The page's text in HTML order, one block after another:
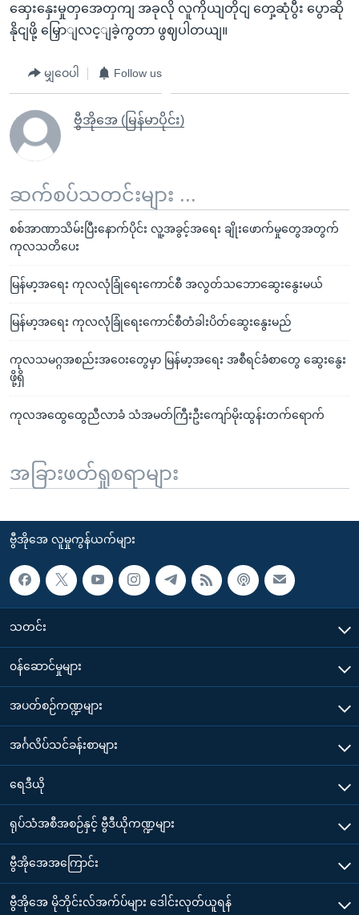
ဆှေးနှေးမှုတှအေတှကျ အခုလို လူကိုယျတိုငျ တှေ့ဆုံပွီး ပွောဆို
နိုငျဖို့ မြှောျလင့ျခဲ့ကွတာ ဖွဈပါတယျ။
မျှဝေပါ Follow us
ဗွီအိုအေ (မြန်မာပိုင်း)
ဆက်စပ်သတင်းများ ...
စစ်အာဏာသိမ်းပြီးနောက်ပိုင်း လူ့အခွင့်အရေး ချိုးဖောက်မှုတွေအတွက်
ကုလသတိပေး
မြန်မာ့အရေး ကုလလုံခြုံရေးကောင်စီ အလွတ်သဘောဆွေးနွေးမယ်
မြန်မာ့အရေး ကုလလုံခြုံရေးကောင်စီတံခါးပိတ်ဆွေးနွေးမည်
ကုလသမဂ္ဂအစည်းအဝေးတွေမှာ မြန်မာ့အရေး အစီရင်ခံစာတွေ ဆွေးနွေး
ဖို့ရှိ
ကုလအထွေထွေညီလာခံ သံအမတ်ကြီးဦးကျော်မိုးထွန်းတက်ရောက်
အခြားဖတ်ရှုစရာများ
ဗွီအိုအေ လူမှုကွန်ယက်များ
သတင်း
၀န်ဆောင်မှုများ
အပတ်စဉ်ကဏ္ဍများ
အင်္ဂလိပ်သင်ခန်းစာများ
ရေဒီယို
ရုပ်သံအစီအစဉ်နှင့် ဗွီဒီယိုကဏ္ဍများ
ဗွီအိုအေအကြောင်း
ဗွီအိုအေ မိုဘိုင်းလ်အက်ပ်များ ဒေါင်းလုတ်ယူရန်